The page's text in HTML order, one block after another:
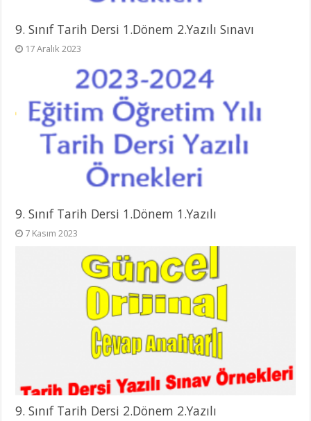
9. Sınıf Tarih Dersi 1.Dönem 2.Yazılı Sınavı
17 Aralık 2023
9. Sınıf Tarih Dersi 1.Dönem 1.Yazılı
7 Kasım 2023
9. Sınıf Tarih Dersi 2.Dönem 2.Yazılı